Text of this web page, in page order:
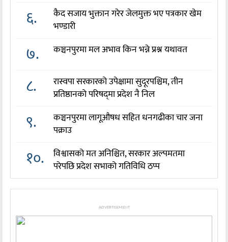
६.
कैद सजाय भुक्तान गरेर जेलमुक्त भए पत्रकार खेम
भण्डारी
७. कञ्चनपुरमा मल अभाव किन भन्ने प्रश्न यथावत
८.
रास्वपा सरकारको उपेक्षामा सुदूरपश्चिम, तीन
प्रतिष्ठानको परिषद्‌मा प्रदेश नै निल
९.
कञ्चनपुरमा लागूऔषध सहित धनगढीका चार जना
पक्राउ
१०.
विश्वासको मत अनिश्चित, सरकार अल्पमतमा
परेपछि प्रदेश सभाको गतिविधि ठप्प
ADVERTISEMENT